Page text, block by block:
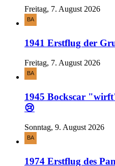
Freitag, 7. August 2026
1941 Erstflug der
Freitag, 7. August 2026
1945 Bockscar
😢
Sonntag, 9. August 2026
1974 Erstflug des